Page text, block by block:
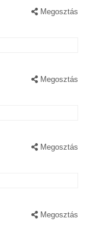
Megosztás
Megosztás
Megosztás
Megosztás